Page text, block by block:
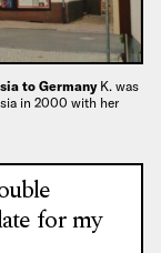
to Germany K. was
in 2000 with her
for my